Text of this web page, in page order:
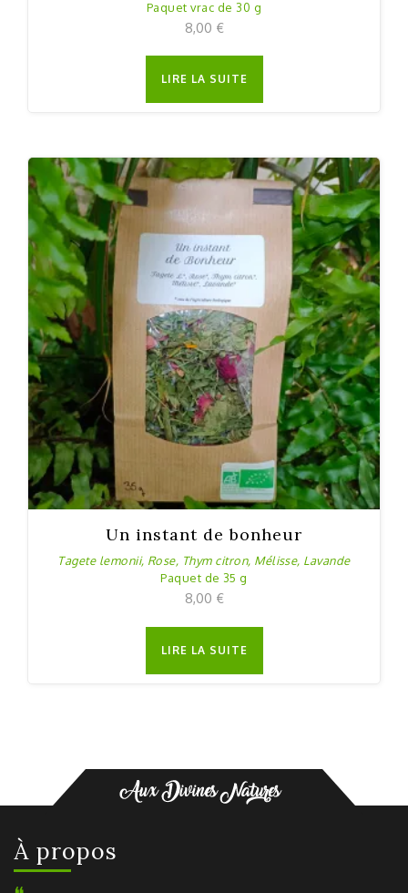
Paquet vrac de 30 g
8,00 €
LIRE LA SUITE
Un instant de bonheur
Tagete lemonii, Rose, Thym citron, Mélisse, Lavande
Paquet de 35 g
8,00 €
LIRE LA SUITE
À propos